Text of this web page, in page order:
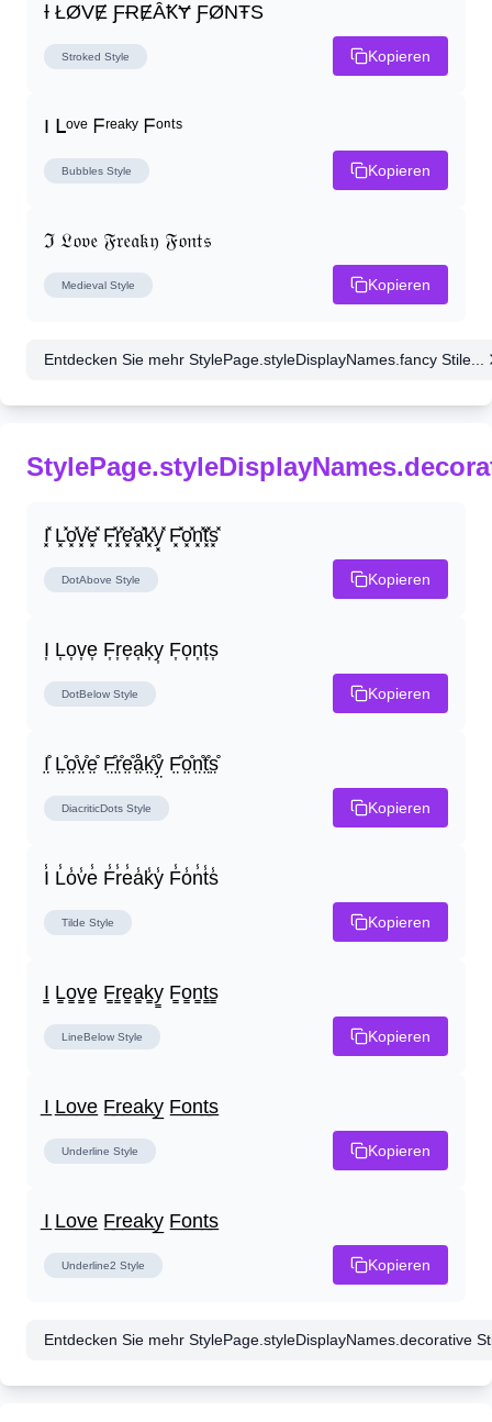
Ɨ ŁØVɆ ƑɌɆȂꝀɎ ƑØNŦS
Stroked Style Kopieren
I ᒪᵒᵛᵉ ᖴʳᵉᵃᵏʸ ᖴᵒⁿᵗˢ
Bubbles Style Kopieren
ℑ 𝔏𝔬𝔳𝔢 𝔉𝔯𝔢𝔞𝔨𝔶 𝔉𝔬𝔫𝔱𝔰
Medieval Style Kopieren
Entdecken Sie mehr StylePage.styleDisplayNames.fancy Stile...
I͓̽ L͓̽o͓̽v͓̽e͓̽ F͓̽r͓̽e͓̽a͓̽k͓̽y͓̽ F͓̽o͓̽n͓̽t͓̽s͓̽
DotAbove Style Kopieren
I͎ L͎o͎v͎e͎ F͎r͎e͎a͎k͎y͎ F͎o͎n͎t͎s͎
DotBelow Style Kopieren
I̤̊ L̤̊o̤̊v̤̊e̤̊ F̤̊r̤̊e̤̊å̤k̤̊ẙ̤ F̤̊o̤̊n̤̊t̤̊s̤̊
DiacriticDots Style Kopieren
I̾ L̾o̾v̾e̾ F̾r̾e̾a̾k̾y̾ F̾o̾n̾t̾s̾
Tilde Style Kopieren
I̳ L̳o̳v̳e̳ F̳r̳e̳a̳k̳y̳ F̳o̳n̳t̳s̳
LineBelow Style Kopieren
I̲ L̲o̲v̲e̲ F̲r̲e̲a̲k̲y̲ F̲o̲n̲t̲s̲
Underline Style Kopieren
I̲ L̲o̲v̲e̲ F̲r̲e̲a̲k̲y̲ F̲o̲n̲t̲s̲
Underline2 Style Kopieren
Entdecken Sie mehr StylePage.styleDisplayNames.decorative